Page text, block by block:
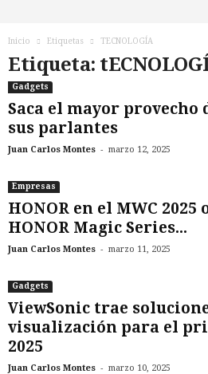
Inicio Etiquetas TECNOLOGÍA
Etiqueta:
Gadgets
Saca el mayor provecho
sus parlantes
Juan Carlos Montes - marzo 12, 2025
Empresas
HONOR en el MWC
HONOR Magic Series...
Juan Carlos Montes - marzo 11, 2025
Gadgets
ViewSonic trae
visualización para el
2025
Juan Carlos Montes - marzo 10, 2025